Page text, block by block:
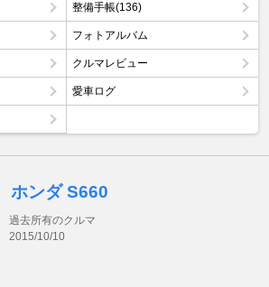
整備手帳(136)
フォトアルバム
クルマレビュー
愛車ログ
ホンダ S660
過去所有のクルマ
2015/10/10